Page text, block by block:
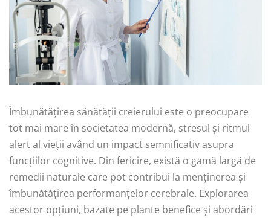
Îmbunătățirea sănătății creierului este o preocupare
tot mai mare în societatea modernă, stresul și ritmul
alert al vieții având un impact semnificativ asupra
funcțiilor cognitive. Din fericire, există o gamă largă de
remedii naturale care pot contribui la menținerea și
îmbunătățirea performanțelor cerebrale. Explorarea
acestor opțiuni, bazate pe plante benefice și abordări